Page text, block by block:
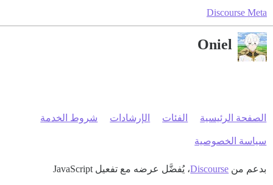
Discourse Meta
Oniel
الصفحة الرئيسية الفئات الإرشادات شروط الخدمة
سياسة الخصوصية
بدعم من Discourse، يُفضَّل عرضه مع تفعيل JavaScript